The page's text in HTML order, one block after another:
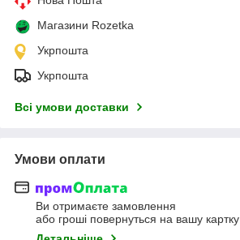
Магазини Rozetka
Укрпошта
Укрпошта
Всі умови доставки
Умови оплати
Ви отримаєте замовлення
або гроші повернуться на вашу картку